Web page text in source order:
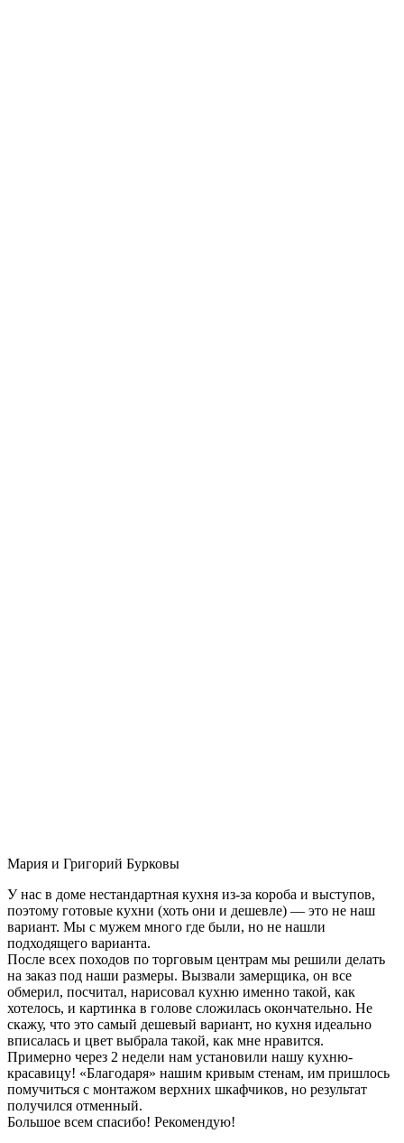
Мария и Григорий Бурковы
У нас в доме нестандартная кухня из-за короба и выступов,
поэтому готовые кухни (хоть они и дешевле) — это не наш
вариант. Мы с мужем много где были, но не нашли
подходящего варианта.
После всех походов по торговым центрам мы решили делать
на заказ под наши размеры. Вызвали замерщика, он все
обмерил, посчитал, нарисовал кухню именно такой, как
хотелось, и картинка в голове сложилась окончательно. Не
скажу, что это самый дешевый вариант, но кухня идеально
вписалась и цвет выбрала такой, как мне нравится.
Примерно через 2 недели нам установили нашу кухню-
красавицу! «Благодаря» нашим кривым стенам, им пришлось
помучиться с монтажом верхних шкафчиков, но результат
получился отменный.
Большое всем спасибо! Рекомендую!